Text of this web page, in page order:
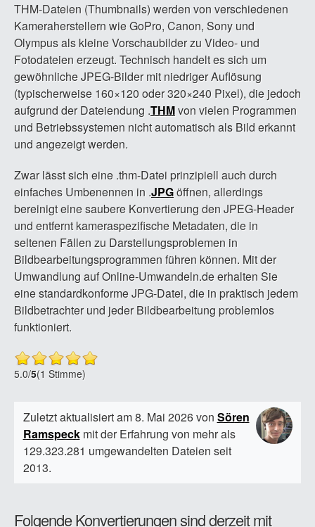
THM-Dateien (Thumbnails) werden von verschiedenen
Kameraherstellern wie GoPro, Canon, Sony und
Olympus als kleine Vorschaubilder zu Video- und
Fotodateien erzeugt. Technisch handelt es sich um
gewöhnliche JPEG-Bilder mit niedriger Auflösung
(typischerweise 160×120 oder 320×240 Pixel), die jedoch
aufgrund der Dateiendung .THMvon vielen Programmen
und Betriebssystemen nicht automatisch als Bild erkannt
und angezeigt werden.
Zwar lässt sich eine .thm-Datei prinzipiell auch durch
einfaches Umbenennen in .JPGöffnen, allerdings
bereinigt eine saubere Konvertierung den JPEG-Header
und entfernt kameraspezifische Metadaten, die in
seltenen Fällen zu Darstellungsproblemen in
Bildbearbeitungsprogrammen führen können. Mit der
Umwandlung auf Online-Umwandeln.de erhalten Sie
eine standardkonforme JPG-Datei, die in praktisch jedem
Bildbetrachter und jeder Bildbearbeitung problemlos
funktioniert.
5.0/5(1 Stimme)
Zuletzt aktualisiert am 8. Mai 2026 von Sören
Ramspeckmit der Erfahrung von mehr als
129.323.281 umgewandelten Dateien seit
2013.
Folgende Konvertierungen sind derzeit mit